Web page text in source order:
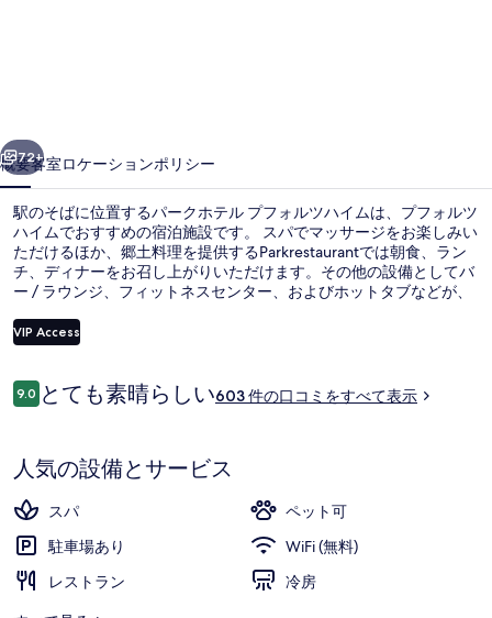
フ
ォ
ル
ツ
ハ
イ
の
真
ギ
ャ
ラ
サウナ、マッサージ
次へ
72+
概要客室ロケーションポリシー
駅のそばに位置するパークホテル プフォルツハイムは、プフォルツ
ハイムでおすすめの宿泊施設です。 スパでマッサージをお楽しみい
ただけるほか、郷土料理を提供するParkrestaurantでは朝食、ラン
チ、ディナーをお召し上がりいただけます。その他の設備としてバ
ー / ラウンジ、フィットネスセンター、およびホットタブなどが、
VIP Access
口
コ
9.010段階中9.0
とても素晴らしい603 件の口コミをすべて表示
人気の設備とサービス
スパ
ペット可
駐車場あり
WiFi (無料)
レストラン
冷房